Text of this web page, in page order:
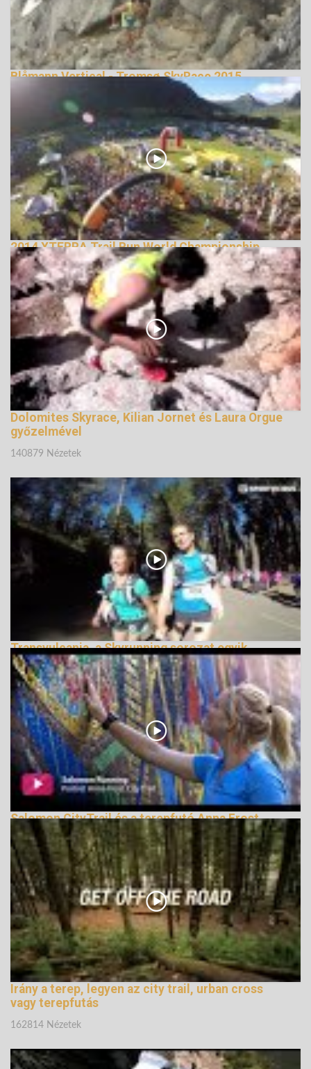
Blåmann Vertical - Tromsø SkyRace 2015
terepfutás
144132 Nézetek
2014 XTERRA Trail Run World Championship
147693 Nézetek
Dolomites Skyrace, Kilian Jornet és Laura Orgue
győzelmével
140879 Nézetek
Transvulcania, a Skyrunning sorozat egyik
legszebb futama
150106 Nézetek
Salomon CityTrail és a terepfutó Anna Frost
164820 Nézetek
Irány a terep, legyen az city trail, urban cross
vagy terepfutás
162814 Nézetek